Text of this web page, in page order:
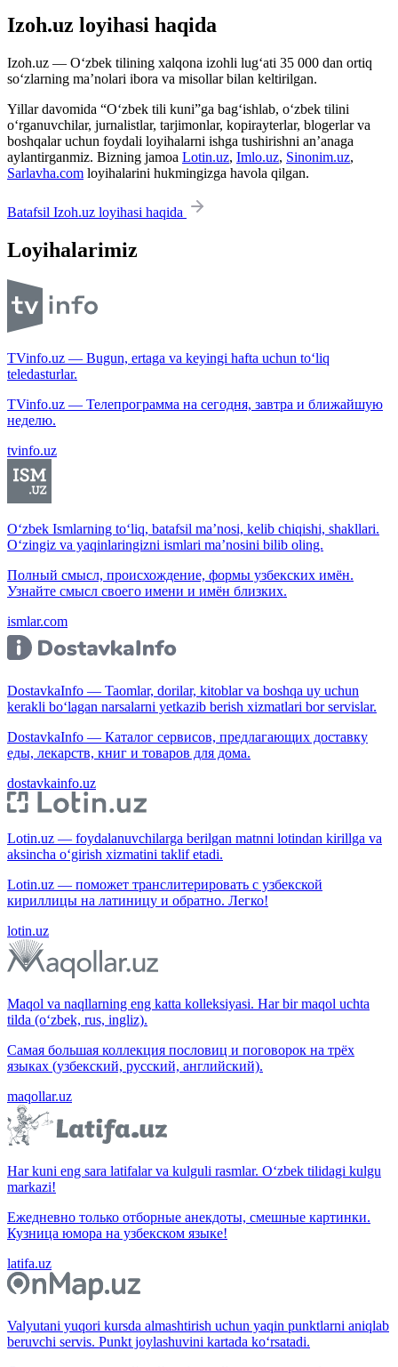
Izoh.uz loyihasi haqida
Izoh.uz — O‘zbek tilining xalqona izohli lug‘ati 35 000 dan ortiq
so‘zlarning ma’nolari ibora va misollar bilan keltirilgan.
Yillar davomida “O‘zbek tili kuni”ga bag‘ishlab, o‘zbek tilini
o‘rganuvchilar, jurnalistlar, tarjimonlar, kopirayterlar, blogerlar va
boshqalar uchun foydali loyihalarni ishga tushirishni an’anaga
aylantirganmiz. Bizning jamoa Lotin.uz, Imlo.uz, Sinonim.uz,
Sarlavha.com loyihalarini hukmingizga havola qilgan.
Batafsil Izoh.uz loyihasi haqida
Loyihalarimiz
TVinfo.uz — Bugun, ertaga va keyingi hafta uchun to‘liq
teledasturlar.
TVinfo.uz — Телепрограмма на сегодня, завтра и ближайшую
неделю.
tvinfo.uz
O‘zbek Ismlarning to‘liq, batafsil ma’nosi, kelib chiqishi, shakllari.
O‘zingiz va yaqinlaringizni ismlari ma’nosini bilib oling.
Полный смысл, происхождение, формы узбекских имён.
Узнайте смысл своего имени и имён близких.
ismlar.com
DostavkaInfo — Taomlar, dorilar, kitoblar va boshqa uy uchun
kerakli bo‘lagan narsalarni yetkazib berish xizmatlari bor servislar.
DostavkaInfo — Каталог сервисов, предлагающих доставку
еды, лекарств, книг и товаров для дома.
dostavkainfo.uz
Lotin.uz — foydalanuvchilarga berilgan matnni lotindan kirillga va
aksincha o‘girish xizmatini taklif etadi.
Lotin.uz — поможет транслитерировать с узбекской
кириллицы на латиницу и обратно. Легко!
lotin.uz
Maqol va naqllarning eng katta kolleksiyasi. Har bir maqol uchta
tilda (o‘zbek, rus, ingliz).
Самая большая коллекция пословиц и поговорок на трёх
языках (узбекский, русский, английский).
maqollar.uz
Har kuni eng sara latifalar va kulguli rasmlar. O‘zbek tilidagi kulgu
markazi!
Ежедневно только отборные анекдоты, смешные картинки.
Кузница юмора на узбекском языке!
latifa.uz
Valyutani yuqori kursda almashtirish uchun yaqin punktlarni aniqlab
beruvchi servis. Punkt joylashuvini kartada ko‘rsatadi.